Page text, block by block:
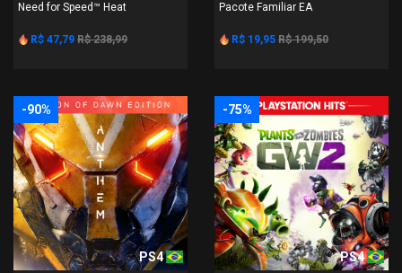
Need for Speed™ Heat
R$ 47,79 R$ 238,99
Pacote Familiar EA
R$ 19,95 R$ 199,50
-90%
PS4
-75%
PS4